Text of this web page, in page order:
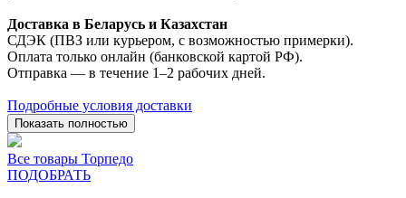
Доставка в Беларусь и Казахстан
СДЭК (ПВЗ или курьером, с возможностью примерки).
Оплата только онлайн (банковской картой РФ).
Отправка — в течение 1–2 рабочих дней.
Подробные условия доставки
Показать полностью
Все товары Торпедо
ПОДОБРАТЬ